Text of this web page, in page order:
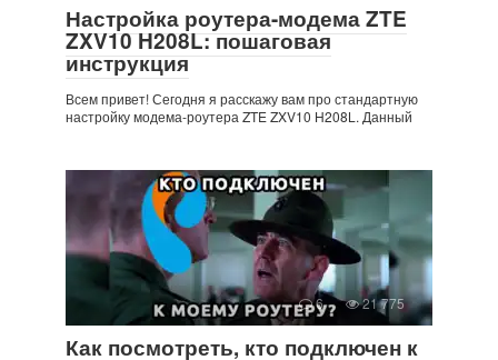
Настройка роутера-модема ZTE
ZXV10 H208L: пошаговая
инструкция
Всем привет! Сегодня я расскажу вам про стандартную
настройку модема-роутера ZTE ZXV10 H208L. Данный
6 21 775
Как посмотреть, кто подключен к